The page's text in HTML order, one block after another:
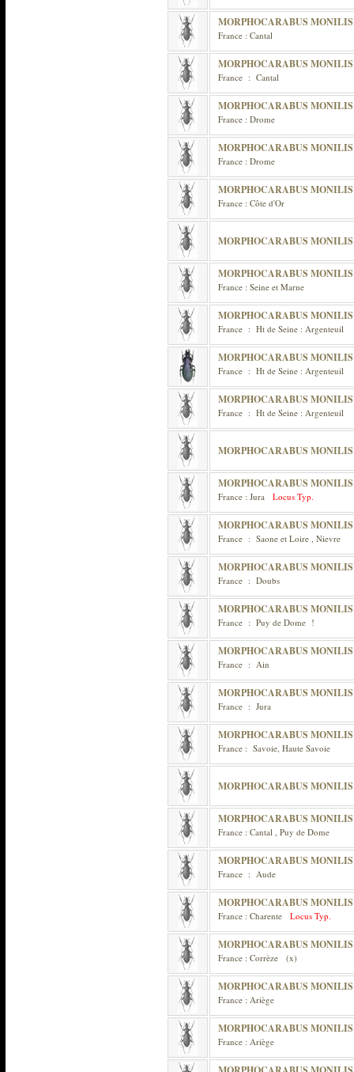
MORPHOCARABUS
France : Cantal
MORPHOCARABUS
France : Cantal
MORPHOCARABUS
France : Drome
MORPHOCARABUS
France : Drome
MORPHOCARABUS
France : Côte d'Or
MORPHOCARABUS
MORPHOCARABUS
France : Seine et Marne
MORPHOCARABUS
France : Ht de Seine : Argenteuil
MORPHOCARABUS
France : Ht de Seine : Argenteuil
MORPHOCARABUS
France : Ht de Seine : Argenteuil
MORPHOCARABUS
MORPHOCARABUS
France : Jura Locus Typ.
MORPHOCARABUS
France : Saone et Loire , Nievre
MORPHOCARABUS
France : Doubs
MORPHOCARABUS
France : Puy de Dome !
MORPHOCARABUS
France : Ain
MORPHOCARABUS
France : Jura
MORPHOCARABUS
France : Savoie, Haute Savoie
MORPHOCARABUS
MORPHOCARABUS
France : Cantal , Puy de Dome
MORPHOCARABUS
France : Aude
MORPHOCARABUS
France : Charente Locus Typ.
MORPHOCARABUS
France : Corrèze (x)
MORPHOCARABUS
France : Ariège
MORPHOCARABUS
France : Ariège